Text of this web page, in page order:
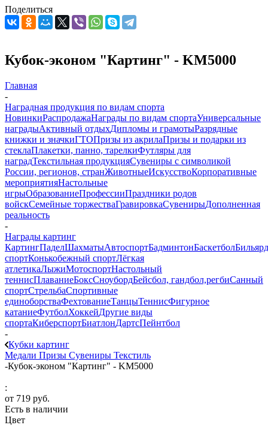
Поделиться
Кубок-эконом "Картинг" - KM5000
Главная
-
Наградная продукция по видам спорта
НовинкиРаспродажаНаграды по видам спортаУниверсальные
наградыАктивный отдыхДипломы и грамотыРазрядные
книжки и значкиГТОПризы из акрилаПризы и подарки из
стеклаПлакетки, панно, тарелкиФутляры для
наградТекстильная продукцияСувениры с символикой
России, регионов, странЖивотныеИскусствоКорпоративные
мероприятияНастольные
игрыОбразованиеПрофессииПраздники родов
войскСемейные торжестваГравировкаСувенирыДополненная
реальность
-
Награды картинг
КартингПаделШахматыАвтоспортБадминтонБаскетболБильярд
спортКонькобежный спортЛёгкая
атлетикаЛыжиМотоспортНастольный
теннисПлаваниеБоксСноубордБейсбол, гандбол,регбиСанный
спортСтрельбаСпортивные
единоборстваФехтованиеТанцыТеннисФигурное
катаниеФутболХоккейДругие виды
спортаКиберспортБиатлонДартсПейнтбол
-
Кубки картинг
Медали Призы Сувениры Текстиль
-Кубок-эконом "Картинг" - KM5000
:
от 719 руб.
Есть в наличии
Цвет